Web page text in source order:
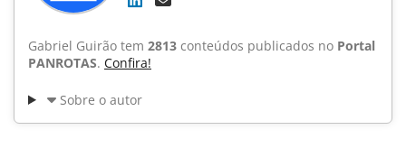
Gabriel Guirão tem 2813 conteúdos publicados no Portal
PANROTAS. Confira!
Sobre o autor